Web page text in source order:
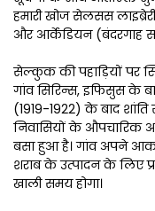
हमारी खोज सेलसस
और आर्केडियन (बंदरगाह
सेल्कुक की पहाड़ियों पर
गांव सिरिन्स, इफिसुस के
(1919-1922) के बाद
निवासियों के औपचारिक
बसा हुआ है। गांव अपने
शराब के उत्पादन के लिए
खाली समय होगा।